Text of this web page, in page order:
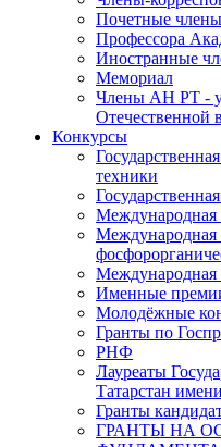
Почетные члены
Профессора
Иностранные
Мемориал
Члены АН РТ -
Отечественной
Конкурсы
техники
Международная
Именные
Молодёжные
Гранты по
РНФ
Лауреаты
Татарстан
Гранты
ГРАНТЫ НА